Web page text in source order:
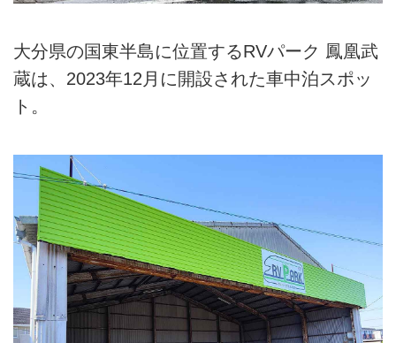
大分県の国東半島に位置するRVパーク 鳳凰武
蔵は、2023年12月に開設された車中泊スポッ
ト。